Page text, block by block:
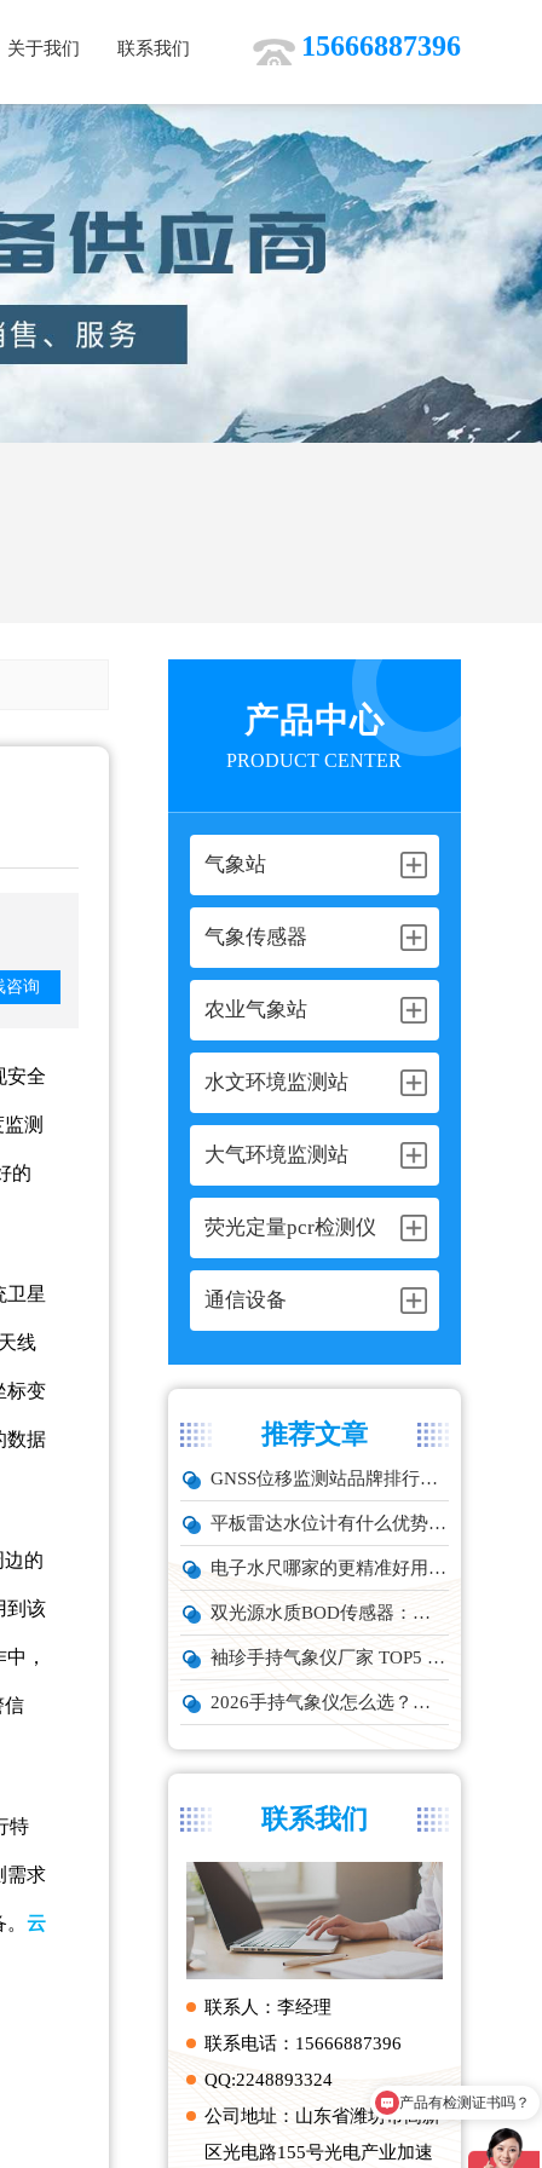
15666887396
关于我们 联系我们
产品中心
PRODUCT CENTER
气象站
气象传感器
农业气象站
水文环境监测站
大气环境监测站
荧光定量pcr检测仪
通信设备
推荐文章
GNSS位移监测站品牌排行与选型推荐
平板雷达水位计有什么优势？精准耐用品牌top1推荐！
电子水尺哪家的更精准好用？推荐云境天合TH-SC系列经济型设备
双光源水质BOD传感器：在线水体有机物监测设备厂家推荐
袖珍手持气象仪厂家 TOP5 实力榜单
2026手持气象仪怎么选？云境天合、天蔚主流机型深度测评
联系我们
联系人：李经理
联系电话：15666887396
QQ:2248893324
公司地址：山东省潍坊市高新
区光电路155号光电产业加速
咨询
安全
测
的
卫星
线
标变
数据
边的
到该
，
信
特
需求
。云
设备包含安装吗？